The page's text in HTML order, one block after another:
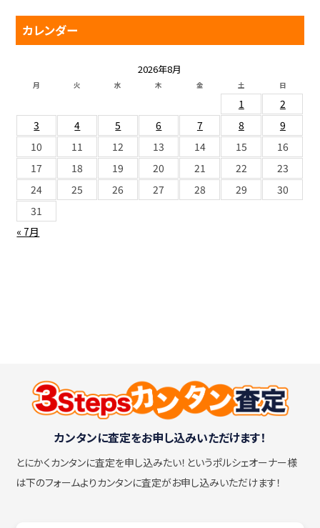
カレンダー
2026年8月
月 火 水 木 金 土 日
« 7月
1
2
3
4 5 6 7 8
9
10
11 12 13 14 15
16
17
18 19 20 21 22
23
24
25 26 27 28 29
30
31
カンタンに査定をお申し込みいただけます！
とにかくカンタンに査定を申し込みたい！ というポルシェオーナー様
は下のフォームよりカンタンに査定がお申し込みいただけます！